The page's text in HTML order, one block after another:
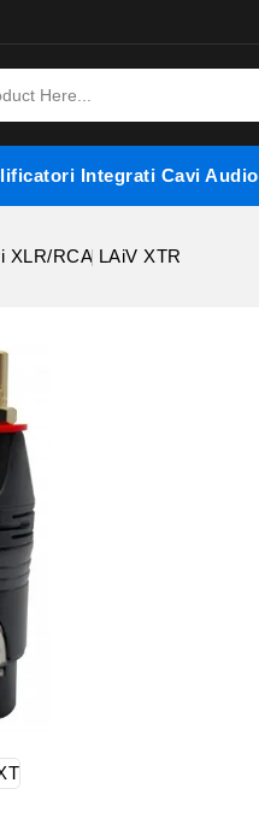
Integrati Cavi Audio
XLR/RCA LAiV XTR